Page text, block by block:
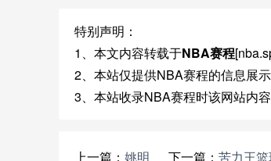
特别声明：
1、本文内容转载于NBA赛程
2、本站仅提供NBA赛程的信息展
3、本站收录NBA赛程时该网站内
上一篇： 姚明 下一篇： 苦力王